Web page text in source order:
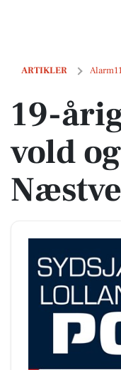
ARTIKLER
19-årig anholdt for
19-
vold